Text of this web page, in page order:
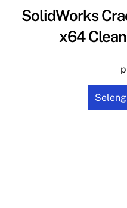
SolidWorks
x64